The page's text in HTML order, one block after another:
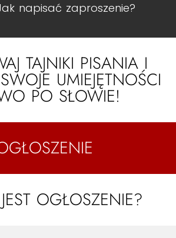
napisać zaproszenie?
TAJNIKI PISANIA I
UMIEJĘTNOŚCI
PO SŁOWIE!
OGŁOSZENIE?